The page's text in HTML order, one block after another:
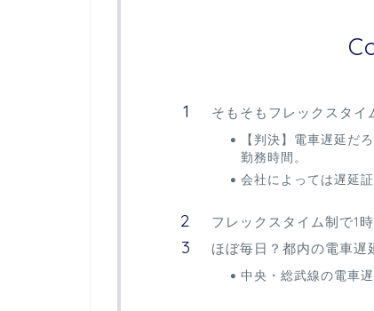
そもそもフレックスタイ
【判決】電車遅延だ
勤務時間。
会社によっては遅延
フレックスタイム制で1
ほぼ毎日？都内の電車遅
中央・総武線の電車